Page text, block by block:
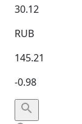
30.12
RUB
145.21
-0.98